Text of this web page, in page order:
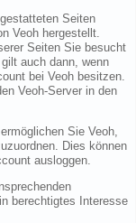
Seiten
Veoh hergestellt.
Seiten Sie besucht
auch dann, wenn
bei Veoh besitzen.
Veoh-Server in den
Sie Veoh,
Dies können
ausloggen.
berechtigtes Interesse